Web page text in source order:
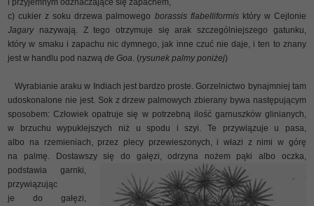
c) cukier z soku drzewa palmowego borassis flabelliformisktóry w Cejlonie
Jagarynazywają. Z tego otrzymuje się arak szczególniejszego gatunku,
który w smaku i zapachu nic dymnego, jak inne czuć nie daje, i ten to znany
jest w handlu pod nazwąde Goa . (rysunek palmy poniżej)
Wyrabianie araku w Indiach jest bardzo proste. Gorzelnictwo bynajmniej tam
udoskonalone nie jest. Sok z drzew palmowych zbierany bywa następującym
sposobem: Człowiek opatruje się w potrzebną ilość garnuszków glinianych,
w brzuchu wypuklejszych niż u spodu i szyi. Te przywiązuje u pasa,
albo na rzemieniach, przez plecy przewieszonych, i włazi z nimi w górę
na palmę. Dostawszy się do gałęzi, odrzyna nożem pąki albo oczka,
podstawia garnki,
przywiązując
je do gałęzi,